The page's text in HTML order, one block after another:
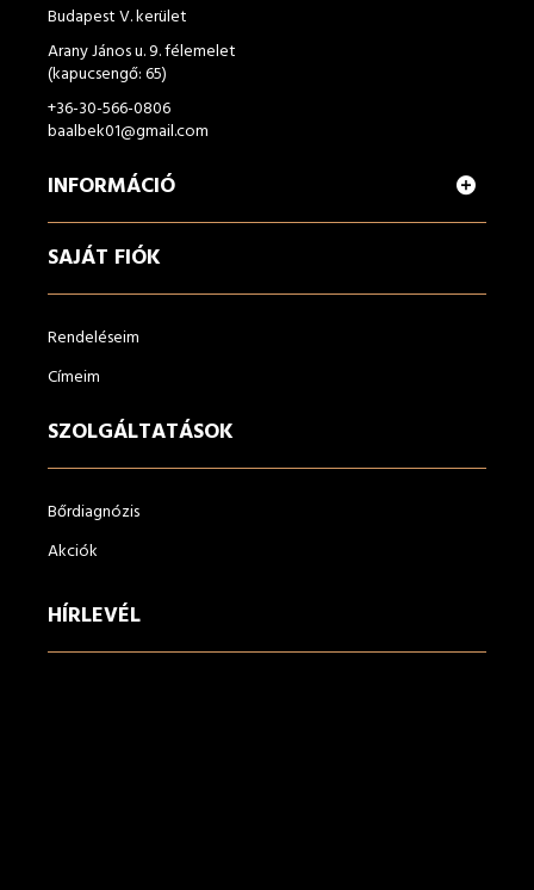
Budapest V. kerület
Arany János u. 9. félemelet
(kapucsengő: 65)
+36-30-566-0806
baalbek01@gmail.com
INFORMÁCIÓ
SAJÁT FIÓK
Rendeléseim
Címeim
SZOLGÁLTATÁSOK
Bőrdiagnózis
Akciók
HÍRLEVÉL